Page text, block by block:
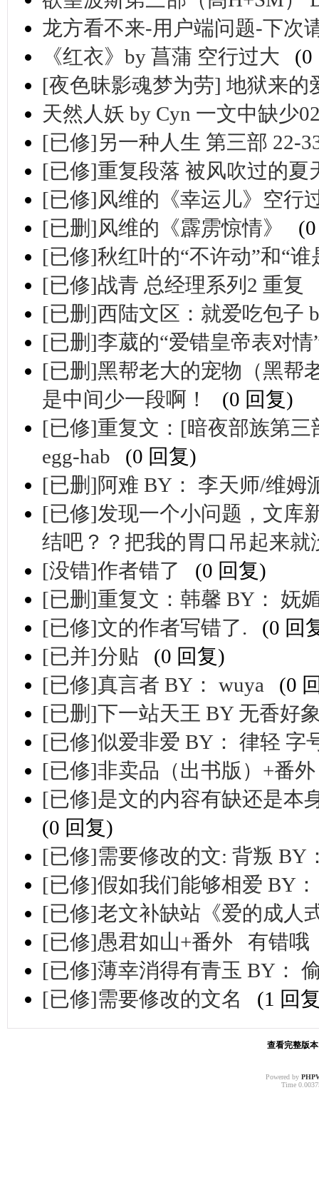
龙方看不来-用户端问题-下次
《红衣》by 菖蒲 空行过大
(0
[夜色昧影魂梦为劳] 地狱来
天然人妖 by Cyn 一文中缺少
[已修]另一种人生 第三部 22-
[已修]重复段落 被风吹过的夏
[已修]风维的《幸运儿》空行
[已删]风维的《霹雳惊情》
[已修]秋红叶的“不许动”和“
[已修]战青 总经理系列2 重复
[已删]西陆文区：就爱吃包子
[已删]李葳的“爱错皇帝表对
[已删]黑帮老大的宠物（黑帮
是中间少一段啊！
(0 回复)
[已修]重复文：[暗夜部族第三
egg-hab
(0 回复)
[已删]阿难 BY： 李天师/维姆
[已修]发现一个小问题，文库
结吧？？把我的胃口吊起来就
[没错]作者错了
(0 回复)
[已删]重复文：韩馨 BY： 妩
[已修]文的作者写错了.
(0 回
[已并]分贴
(0 回复)
[已修]真言者 BY： wuya
(0
[已删]下一站天王 BY 无香好
[已修]似爱非爱 BY： 律轻 字
[已修]非卖品（出书版）+番
[已修]是文的内容有缺还是本
(0 回复)
[已修]需要修改的文: 背叛 BY
[已修]假如我们能够相爱 BY
[已修]老文补缺站《爱的成人
[已修]愚君如山+番外 有错哦
[已修]薄幸消得有青玉 BY：
[已修]需要修改的文名
(1 回
查看完整版
Powered by
Time